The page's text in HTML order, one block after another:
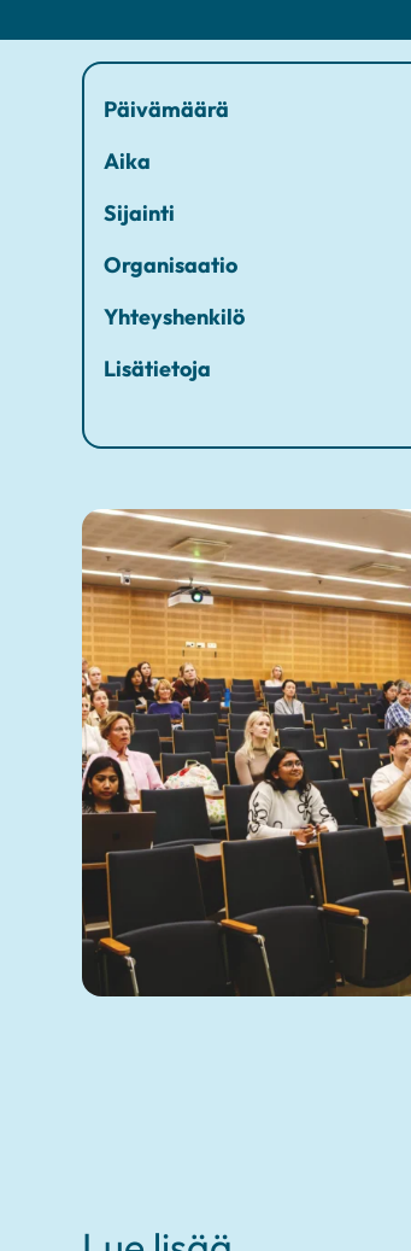
Päivämäärä
Aika
Sijainti
Organisaatio
Yhteyshenkilö
Lisätietoja